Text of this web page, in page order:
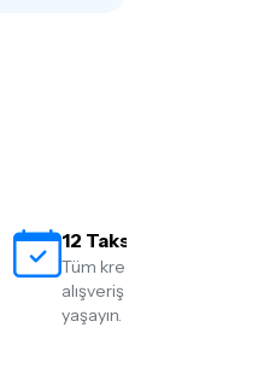
12 Taksit İmkanı
Tüm kredi kartlarına 12
alışveriş yapmanın
yaşayın.